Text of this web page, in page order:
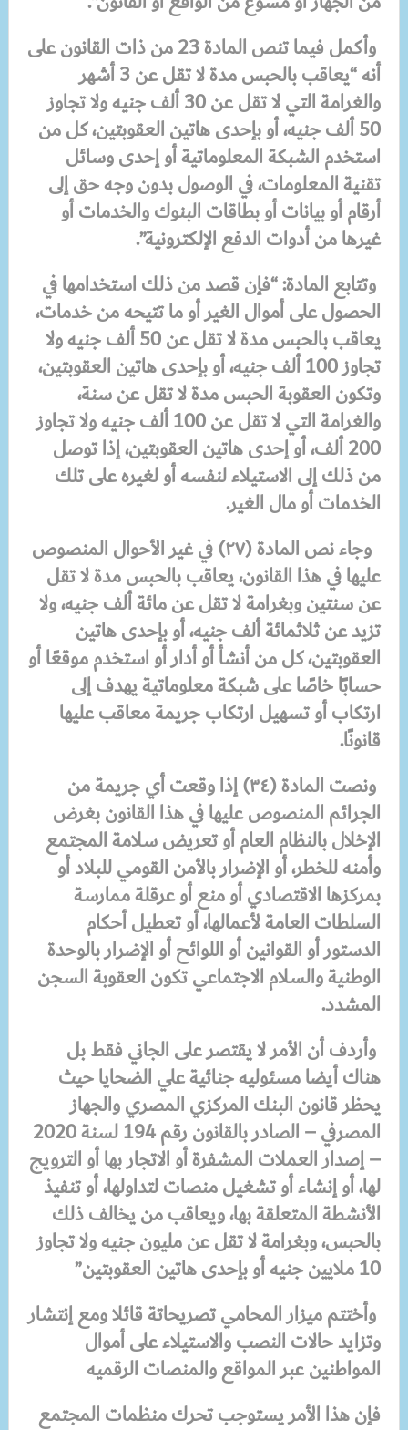
وأكمل فيما تنص المادة 23 من ذات القانون على
أنه “يعاقب بالحبس مدة لا تقل عن 3 أشهر
والغرامة التي لا تقل عن 30 ألف جنيه ولا تجاوز
50 ألف جنيه، أو بإحدى هاتين العقوبتين، كل من
استخدم الشبكة المعلوماتية أو إحدى وسائل
تقنية المعلومات، في الوصول بدون وجه حق إلى
أرقام أو بيانات أو بطاقات البنوك والخدمات أو
غيرها من أدوات الدفع الإلكترونية”.
وتتابع المادة: “فإن قصد من ذلك استخدامها في
الحصول على أموال الغير أو ما تتيحه من خدمات،
يعاقب بالحبس مدة لا تقل عن 50 ألف جنيه ولا
تجاوز 100 ألف جنيه، أو بإحدى هاتين العقوبتين،
وتكون العقوبة الحبس مدة لا تقل عن سنة،
والغرامة التي لا تقل عن 100 ألف جنيه ولا تجاوز
200 ألف، أو إحدى هاتين العقوبتين، إذا توصل
من ذلك إلى الاستيلاء لنفسه أو لغيره على تلك
الخدمات أو مال الغير.
وجاء نص المادة (٢٧) في غير الأحوال المنصوص
عليها في هذا القانون، يعاقب بالحبس مدة لا تقل
عن سنتين وبغرامة لا تقل عن مائة ألف جنيه، ولا
تزيد عن ثلاثمائة ألف جنيه، أو بإحدى هاتين
العقوبتين، كل من أنشأ أو أدار أو استخدم موقعًا أو
حسابًا خاصًا على شبكة معلوماتية يهدف إلى
ارتكاب أو تسهيل ارتكاب جريمة معاقب عليها
قانونًا.
ونصت المادة (٣٤) إذا وقعت أي جريمة من
الجرائم المنصوص عليها في هذا القانون بغرض
الإخلال بالنظام العام أو تعريض سلامة المجتمع
وأمنه للخطر، أو الإضرار بالأمن القومي للبلاد أو
بمركزها الاقتصادي أو منع أو عرقلة ممارسة
السلطات العامة لأعمالها، أو تعطيل أحكام
الدستور أو القوانين أو اللوائح أو الإضرار بالوحدة
الوطنية والسلام الاجتماعي تكون العقوبة السجن
المشدد.
وأردف أن الأمر لا يقتصر على الجاني فقط بل
هناك أيضا مسئوليه جنائية علي الضحايا حيث
يحظر قانون البنك المركزي المصري والجهاز
المصرفي – الصادر بالقانون رقم 194 لسنة 2020
– إصدار العملات المشفرة أو الاتجار بها أو الترويج
لها، أو إنشاء أو تشغيل منصات لتداولها، أو تنفيذ
الأنشطة المتعلقة بها، ويعاقب من يخالف ذلك
بالحبس، وبغرامة لا تقل عن مليون جنيه ولا تجاوز
10 ملايين جنيه أو بإحدى هاتين العقوبتين”
وأختتم ميزار المحامي تصريحاتة قائلا ومع إنتشار
وتزايد حالات النصب والاستيلاء على أموال
المواطنين عبر المواقع والمنصات الرقميه
فإن هذا الأمر يستوجب تحرك منظمات المجتمع